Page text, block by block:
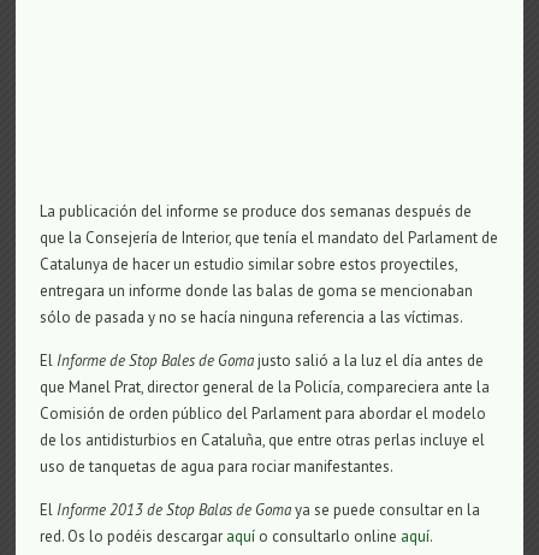
La publicación del informe se produce dos semanas después de
que la Consejería de Interior, que tenía el mandato del Parlament de
Catalunya de hacer un estudio similar sobre estos proyectiles,
entregara un informe donde las balas de goma se mencionaban
sólo de pasada y no se hacía ninguna referencia a las víctimas.
El Informe de Stop Bales de Gomajusto salió a la luz el día antes de
que Manel Prat, director general de la Policía, compareciera ante la
Comisión de orden público del Parlament para abordar el modelo
de los antidisturbios en Cataluña, que entre otras perlas incluye el
uso de tanquetas de agua para rociar manifestantes.
El Informe 2013 de Stop Balas de Gomaya se puede consultar en la
red. Os lo podéis descargar aquí o consultarlo online aquí.